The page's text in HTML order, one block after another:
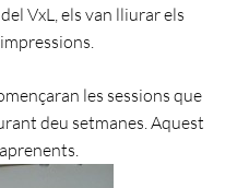
VxL, els van lliurar els
les sessions que
deu setmanes. Aquest